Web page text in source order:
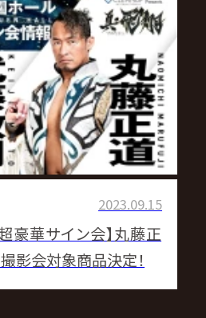
2023.09.15
豪華サイン会】丸藤正
影会対象商品決定！